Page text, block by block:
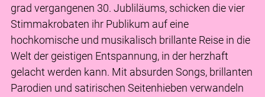
grad vergangenen 30. Jubliläums, schicken die vier
Stimmakrobaten ihr Publikum auf eine
hochkomische und musikalisch brillante Reise in die
Welt der geistigen Entspannung, in der herzhaft
gelacht werden kann. Mit absurden Songs, brillanten
Parodien und satirischen Seitenhieben verwandeln